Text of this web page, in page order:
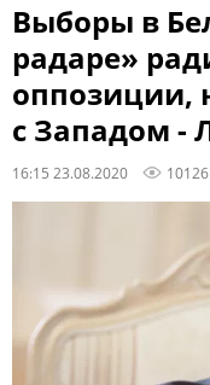
Выборы в
радаре»
оппозиции,
с Западом -
16:15 23.08.2020 10126